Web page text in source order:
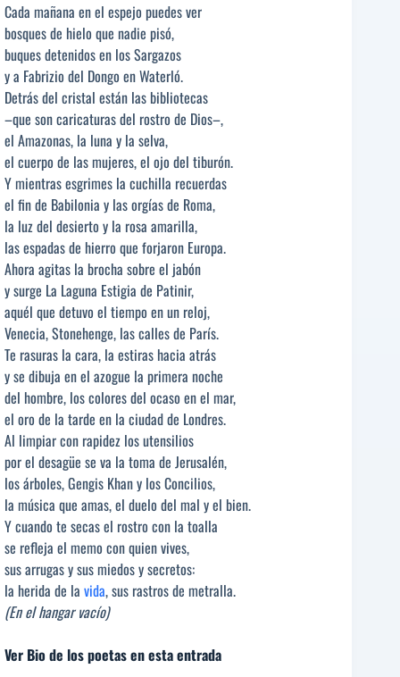
Cada mañana en el espejo puedes ver
bosques de hielo que nadie pisó,
buques detenidos en los Sargazos
y a Fabrizio del Dongo en Waterló.
Detrás del cristal están las bibliotecas
–que son caricaturas del rostro de Dios–,
el Amazonas, la luna y la selva,
el cuerpo de las mujeres, el ojo del tiburón.
Y mientras esgrimes la cuchilla recuerdas
el fin de Babilonia y las orgías de Roma,
la luz del desierto y la rosa amarilla,
las espadas de hierro que forjaron Europa.
Ahora agitas la brocha sobre el jabón
y surge La Laguna Estigia de Patinir,
aquél que detuvo el tiempo en un reloj,
Venecia, Stonehenge, las calles de París.
Te rasuras la cara, la estiras hacia atrás
y se dibuja en el azogue la primera noche
del hombre, los colores del ocaso en el mar,
el oro de la tarde en la ciudad de Londres.
Al limpiar con rapidez los utensilios
por el desagüe se va la toma de Jerusalén,
los árboles, Gengis Khan y los Concilios,
la música que amas, el duelo del mal y el bien.
Y cuando te secas el rostro con la toalla
se refleja el memo con quien vives,
sus arrugas y sus miedos y secretos:
la herida de la vida, sus rastros de metralla.
(En el hangar vacío)
Ver Bio de los poetas en esta entrada